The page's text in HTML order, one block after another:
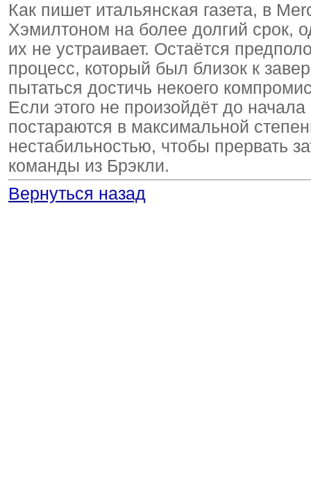
Как пишет итальянская газета, в
Хэмилтоном на более долгий срок,
их не устраивает. Остаётся
процесс, который был близок к
пытаться достичь некоего
Если этого не произойдёт до
постараются в максимальной
нестабильностью, чтобы прервать
команды из Брэкли.
Вернуться назад